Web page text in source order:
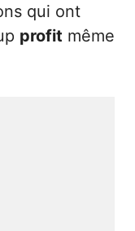
qui ont
profit même